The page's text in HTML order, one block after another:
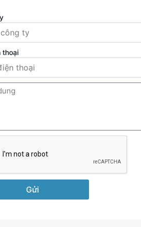
thoại
Gửi